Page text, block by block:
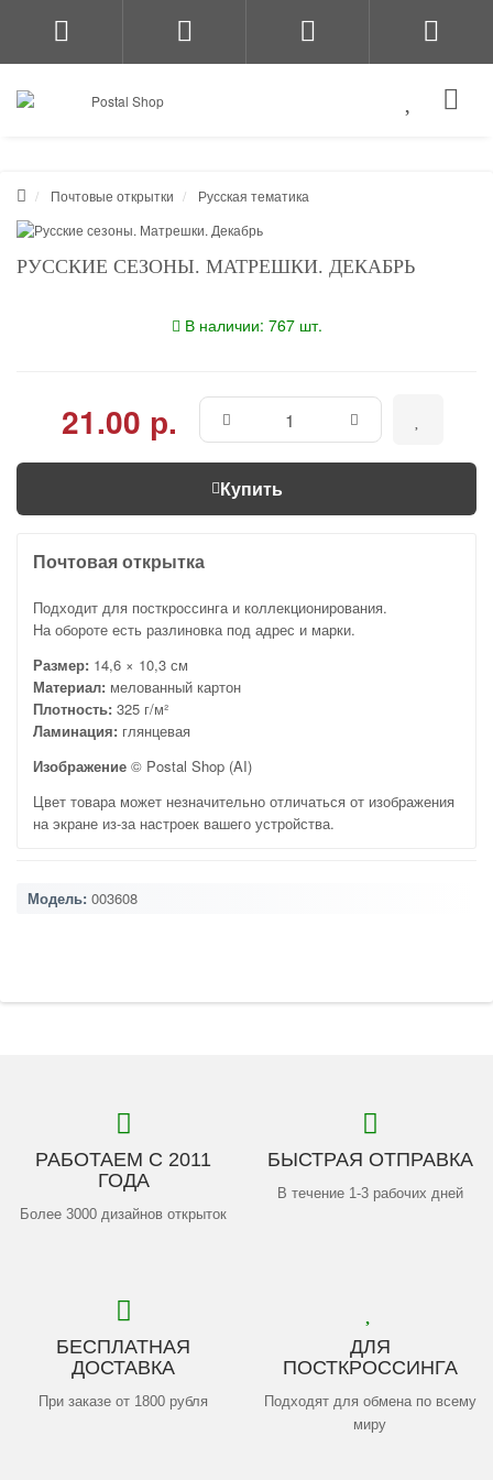
Почтовые открытки Русская тематика
РУССКИЕ СЕЗОНЫ. МАТРЕШКИ. ДЕКАБРЬ
В наличии: 767 шт.
21.00 р.
Купить
Почтовая открытка
Подходит для посткроссинга и коллекционирования.
На обороте есть разлиновка под адрес и марки.
Размер: 14,6 × 10,3 см
Материал: мелованный картон
Плотность: 325 г/м²
Ламинация: глянцевая
Изображение © Postal Shop (AI)
Цвет товара может незначительно отличаться от изображения
на экране из-за настроек вашего устройства.
Модель: 003608
РАБОТАЕМ С 2011
ГОДА
Более 3000 дизайнов открыток
БЫСТРАЯ ОТПРАВКА
В течение 1-3 рабочих дней
БЕСПЛАТНАЯ
ДОСТАВКА
При заказе от 1800 рубля
ДЛЯ
ПОСТКРОССИНГА
Подходят для обмена по всему
миру